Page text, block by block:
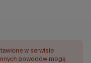
w serwisie
powodów mogą